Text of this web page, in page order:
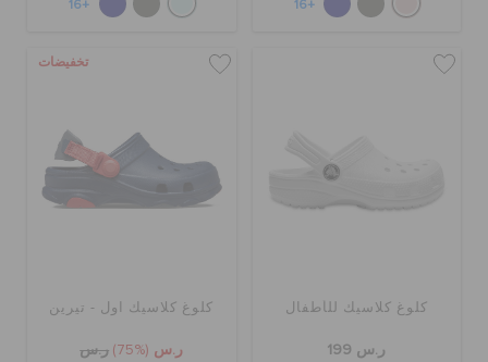
+16
+16
كلوغ كلاسيك للأطفال
ر.س 199
تخفيضات
كلوغ كلاسيك اول - تيرين
ر.س (75%) ر.س